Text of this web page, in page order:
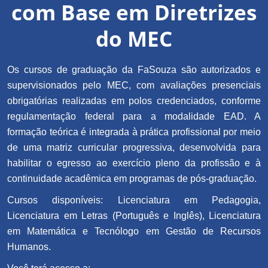
com Base em Diretrizes
do MEC
Os cursos de graduação da FaSouza são autorizados e
supervisionados pelo MEC, com avaliações presenciais
obrigatórias realizadas em polos credenciados, conforme
regulamentação federal para a modalidade EAD. A
formação teórica é integrada à prática profissional por meio
de uma matriz curricular progressiva, desenvolvida para
habilitar o egresso ao exercício pleno da profissão e à
continuidade acadêmica em programas de pós-graduação.
Cursos disponíveis: Licenciatura em Pedagogia,
Licenciatura em Letras (Português e Inglês), Licenciatura
em Matemática e Tecnólogo em Gestão de Recursos
Humanos.